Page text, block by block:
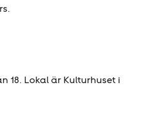
18. Lokal är Kulturhuset i